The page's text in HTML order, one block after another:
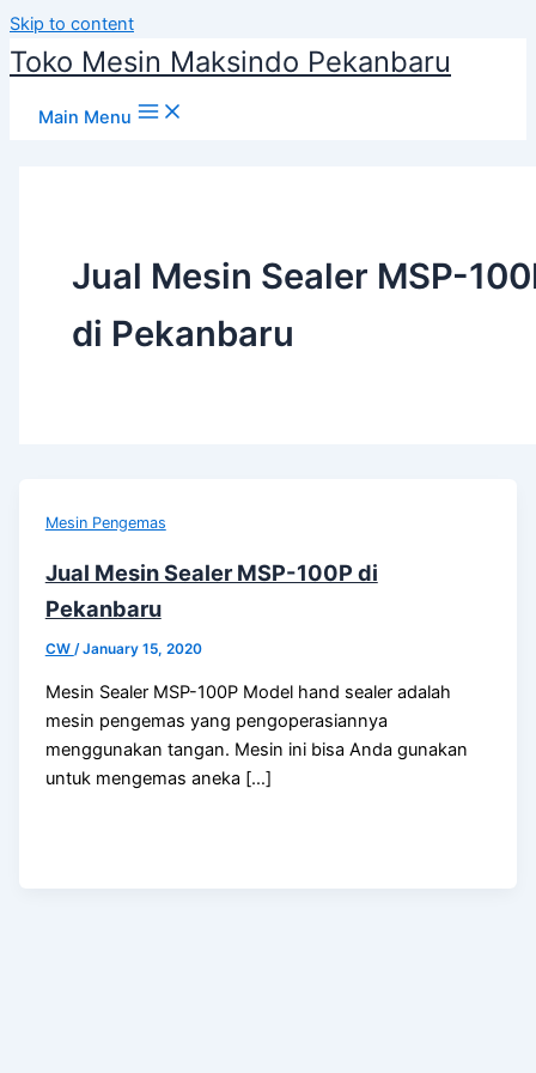
Skip to content
Toko Mesin Maksindo Pekanbaru
Main Menu
Jual Mesin Sealer MSP-
di Pekanbaru
Mesin Pengemas
Jual Mesin Sealer MSP-100P di
Pekanbaru
CW /January 15, 2020
Mesin Sealer MSP-100P Model hand sealer adalah
mesin pengemas yang pengoperasiannya
menggunakan tangan. Mesin ini bisa Anda gunakan
untuk mengemas aneka […]